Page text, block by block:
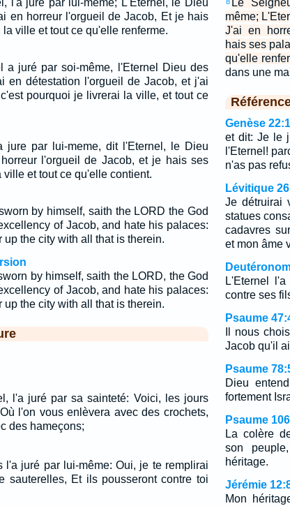
l'a juré par lui-même; L'Eternel, le Dieu
en horreur l'orgueil de Jacob, Et je hais
ville et tout ce qu'elle renferme.
a juré par soi-même, l'Eternel Dieu des
en détestation l'orgueil de Jacob, et j'ai
pourquoi je livrerai la ville, et tout ce
jure par lui-meme, dit l'Eternel, le Dieu
l'orgueil de Jacob, et je hais ses
et tout ce qu'elle contient.
by himself, saith the LORD the God
of Jacob, and hate his palaces:
the city with all that is therein.
by himself, saith the LORD, the God
of Jacob, and hate his palaces:
the city with all that is therein.
l'a juré par sa sainteté: Voici, les jours
l'on vous enlèvera avec des crochets,
des hameçons;
l'a juré par lui-même: Oui, je te remplirai
sauterelles, Et ils pousseront contre toi
Le
même;
J'ai en
hais ses
qu'elle
dans une
Genèse
et dit: Je le
l'Eternel!
n'as pas
Lévitique
Je détruirai
statues
cadavres
et mon âme
L'Eternel
contre ses
Psaume
Il nous
Jacob qu'il
Psaume
Dieu
fortement
Psaume
La colère
son
héritage.
Jérémie
Mon